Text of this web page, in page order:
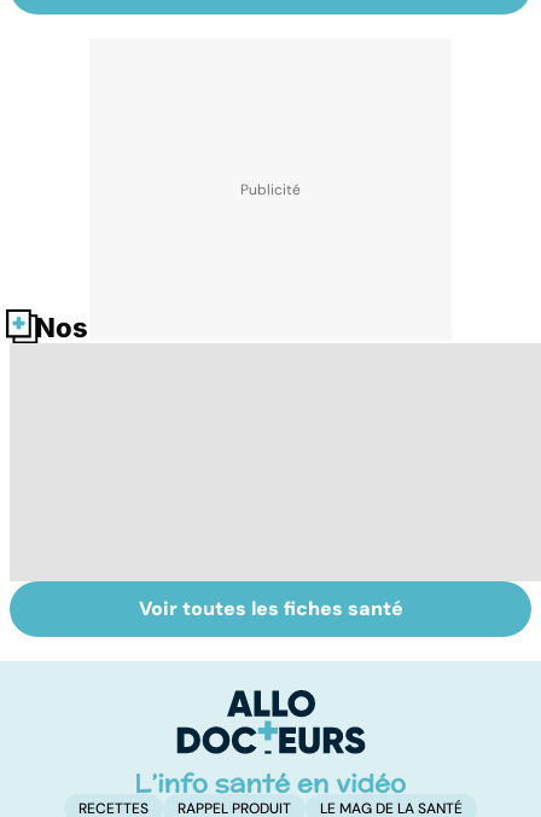
Nos fiches santé
Grossesse et
alcool : quand
Reconnaître les
signes de la
Voir toutes les fiches santé
RECETTES RAPPEL PRODUIT LE MAG DE LA SANTÉ